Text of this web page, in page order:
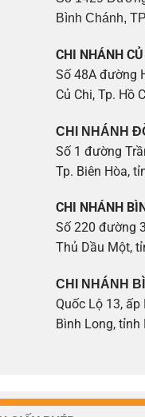
Bình Chánh,
CHI NHÁNH
Số 48A đường
Củ Chi, Tp. Hồ
CHI NHÁNH
Số 1 đường
Tp. Biên Hòa,
CHI NHÁNH
Số 220 đường
Thủ Dầu Một,
CHI NHÁNH
Quốc Lộ 13,
Bình Long, tỉnh